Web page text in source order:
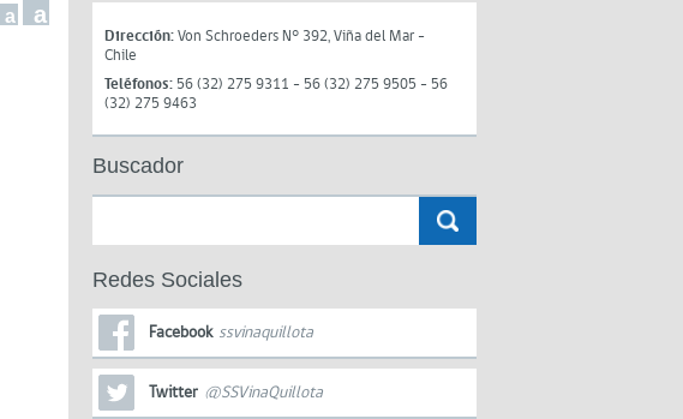
a a
Dirección:Von Schroeders N° 392, Viña del Mar -
Chile
Teléfonos: 56 (32) 275 9311 - 56 (32) 275 9505 - 56
(32) 275 9463
Buscador
Redes Sociales
Facebook ssvinaquillota
Twitter @SSVinaQuillota